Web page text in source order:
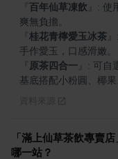
百年仙草凍飲
: 使
桂花青檸愛玉冰茶
原茶四合一
: 可自
基底搭配小粉圓、椰
「滿上仙草茶飲專賣
哪一站？